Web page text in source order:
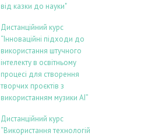
від казки до науки"
Дистанційний курс
“Інноваційні підходи до
використання штучного
інтелекту в освітньому
процесі для створення
творчих проєктів з
використанням музики АІ”
Дистанційний курс
“Використання технологій